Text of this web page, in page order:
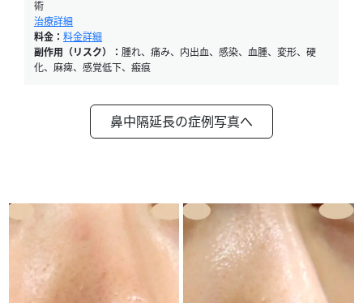
術
治療詳細
料金： 料金詳細
副作用（リスク）： 腫れ、痛み、内出血、感染、血腫、変形、硬
化、麻痺、感覚低下、瘢痕
鼻中隔延長の症例写真へ